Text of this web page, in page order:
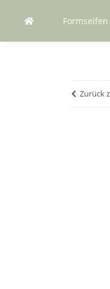
Formseifen
Zurück